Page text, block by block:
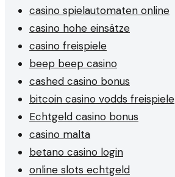
casino spielautomaten online
casino hohe einsätze
casino freispiele
beep beep casino
cashed casino bonus
bitcoin casino vodds freispiele
Echtgeld casino bonus
casino malta
betano casino login
online slots echtgeld